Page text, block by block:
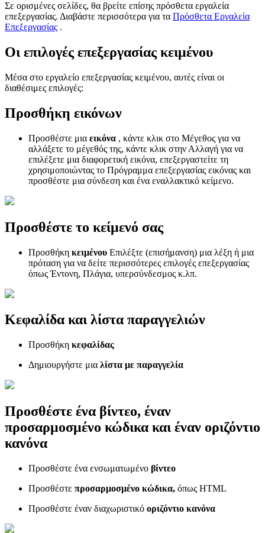
Σε ορισμένες σελίδες, θα βρείτε επίσης πρόσθετα εργαλεία
επεξεργασίας. Διαβάστε περισσότερα για τα Πρόσθετα Εργαλεία
Επεξεργασίας .
Οι επιλογές επεξεργασίας κειμένου
Μέσα στο εργαλείο επεξεργασίας κειμένου, αυτές είναι οι
διαθέσιμες επιλογές:
Προσθήκη εικόνων
Προσθέστε μια εικόνα , κάντε κλικ στο Μέγεθος για να
αλλάξετε το μέγεθός της, κάντε κλικ στην Αλλαγή για να
επιλέξετε μια διαφορετική εικόνα, επεξεργαστείτε τη
χρησιμοποιώντας το Πρόγραμμα επεξεργασίας εικόνας και
προσθέστε μια σύνδεση και ένα εναλλακτικό κείμενο.
Προσθέστε το κείμενό σας
Προσθήκη κειμένου Επιλέξτε (επισήμανση) μια λέξη ή μια
πρόταση για να δείτε περισσότερες επιλογές επεξεργασίας
όπως Έντονη, Πλάγια, υπερσύνδεσμος κ.λπ.
Κεφαλίδα και λίστα παραγγελιών
Προσθήκη κεφαλίδας
Δημιουργήστε μια λίστα με παραγγελία
Προσθέστε ένα βίντεο, έναν
προσαρμοσμένο κώδικα και έναν οριζόντιο
κανόνα
Προσθέστε ένα ενσωματωμένο βίντεο
Προσθέστε προσαρμοσμένο κώδικα, όπως HTML
Προσθέστε έναν διαχωριστικό οριζόντιο κανόνα